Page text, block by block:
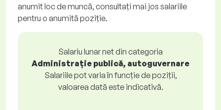
anumit loc de muncă, consultați mai jos salariile
pentru o anumită poziție.
Salariu lunar net din categoria
Administrație publică, autoguvernare
Salariile pot varia în funcție de poziții,
valoarea dată este indicativă.